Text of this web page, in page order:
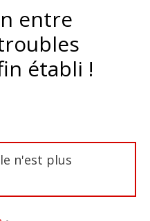
entre
établi !
n'est plus